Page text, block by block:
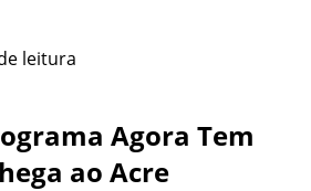
leitura
Agora Tem
ao Acre